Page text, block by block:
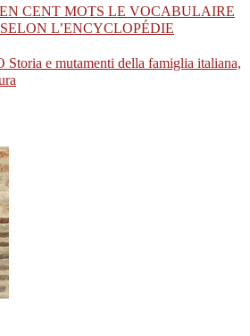
CENT MOTS LE VOCABULAIRE
L’ENCYCLOPÉDIE
e mutamenti della famiglia italiana,